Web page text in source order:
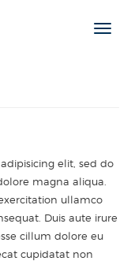
elit, sed do
magna aliqua.
ullamco
Duis aute irure
cillum dolore eu
cupidatat non